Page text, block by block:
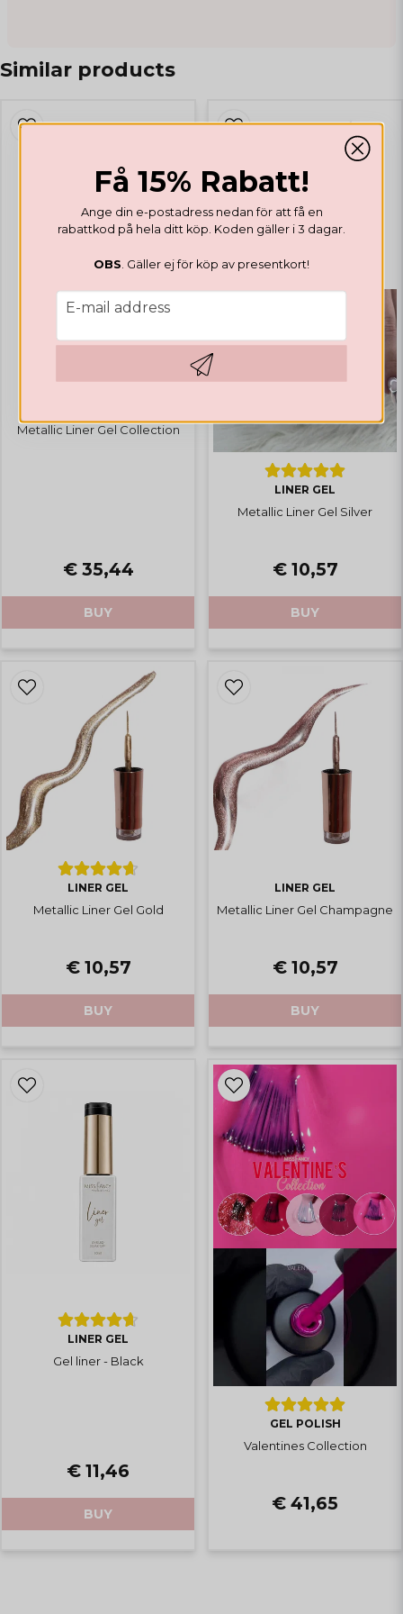
Similar products
Metallic Liner Gel Collection
€ 35,44
BUY
LINER GEL
Metallic Liner Gel Silver
€ 10,57
BUY
LINER GEL
Metallic Liner Gel Gold
€ 10,57
BUY
LINER GEL
Metallic Liner Gel Champagne
€ 10,57
BUY
LINER GEL
Gel liner - Black
€ 11,46
BUY
GEL POLISH
Valentines Collection
€ 41,65
Få 15% Rabatt!
Ange din e-postadress nedan för att få en
rabattkod på hela ditt köp. Koden gäller i 3 dagar.
OBS . Gäller ej för köp av presentkort!
email
E-mail address